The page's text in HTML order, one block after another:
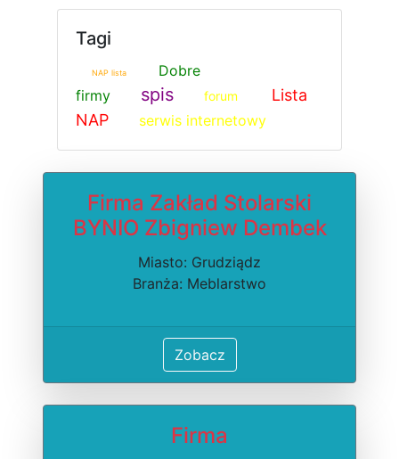
Tagi
NAP lista
Dobre
firmy
spis forum
Lista
NAP
serwis internetowy
Firma Zakład Stolarski
BYNIO Zbigniew Dembek
Miasto: Grudziądz
Branża: Meblarstwo
Zobacz
Firma